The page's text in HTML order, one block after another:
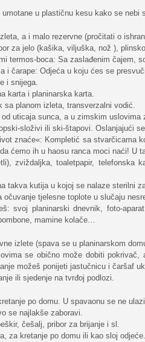
u plastičnu kesu kako se
a i malo rezervne (pročitati o
za jelo (kašika, viljuška, nož ),
termos-boca: Sa zaslađenim čajem,
i čarape: Odjeća u koju ćes se
i snijega.
karta i planinarska karta.
sa planom izleta, transverzalni vodić.
uticaja sunca, a u zimskim uslovima
složivi ili ski-štapovi. Oslanjajući
znaće«: Kompletić sa stvarčicama
ćemo ih u haosu ranca moci naći!
zviždaljka, toaletpapir, telefonska
takva kutija u kojoj se nalaze sterilni
tjelesne toplote u slučaju
svoj planinarski dnevnik, foto-
mamine kolače…
izlete (spava se u planinarskom
se obično može dobiti
možeš ponijeti jastučnicu i čaršaf
ili sjedenje na tvrđoj podlozi.
po domu. U spavaonu se ne
se najlakše zaboravi.
češalj, pribor za brijanje i sl.
za kretanje po domu ili kao sloj odjeće.